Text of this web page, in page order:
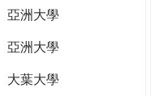
亞洲大學
亞洲大學
大葉大學